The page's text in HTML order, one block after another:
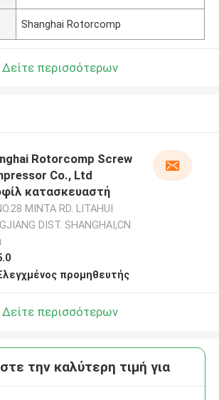
Shanghai Rotorcomp
Δείτε περισσότερων
Rotorcomp Screw
Co., Ltd
κατασκευαστή
MINTA RD. LITAHUI
DIST. SHANGHAI,CN
προμηθευτής
Δείτε περισσότερων
την καλύτερη τιμή για